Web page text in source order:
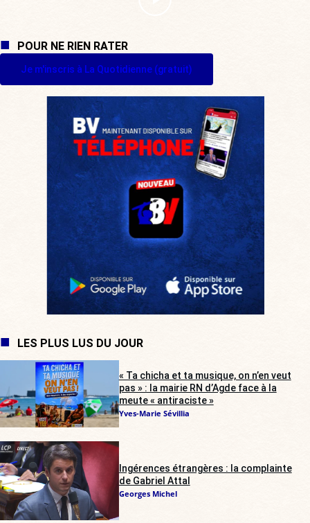
POUR NE RIEN RATER
Je m'inscris à La Quotidienne (gratuit)
LES PLUS LUS DU JOUR
« Ta chicha et ta musique, on n’en veut
pas » : la mairie RN d’Agde face à la
meute « antiraciste »
Yves-Marie Sévillia
Ingérences étrangères : la complainte
de Gabriel Attal
Georges Michel